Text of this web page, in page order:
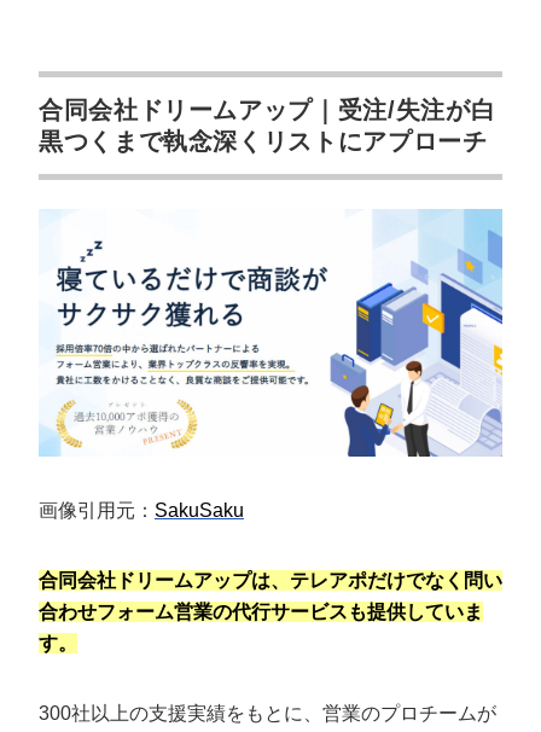
合同会社ドリームアップ｜受注/失注が白
黒つくまで執念深くリストにアプローチ
画像引用元： SakuSaku
合同会社ドリームアップは、 テレアポだけでなく 問い
合わせフォーム営業の代行サービスも提供していま
す。
300社以上の支援実績をもとに、営業のプロチームが